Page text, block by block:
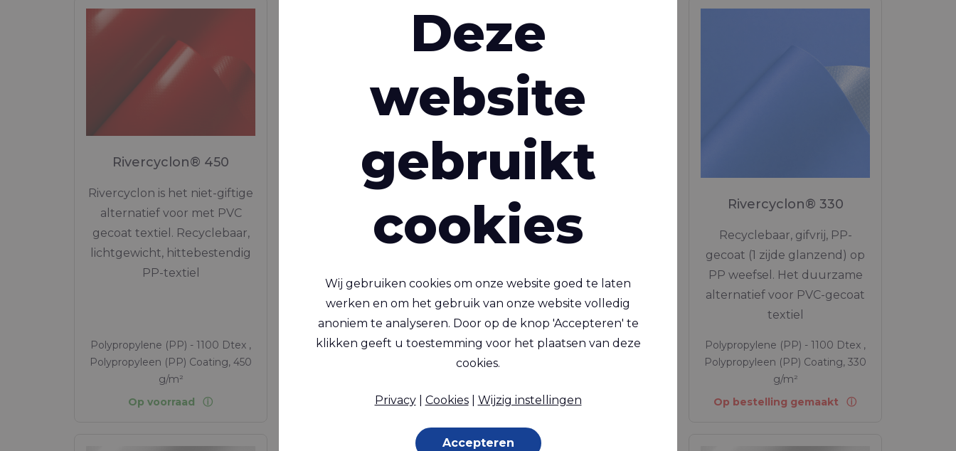
Rivercyclon® 450
Rivercyclon is het niet-giftige
alternatief voor met PVC
gecoat textiel. Recyclebaar,
lichtgewicht, hittebestendig
PP-textiel
Polypropylene (PP) - 1100 Dtex ,
Polypropyleen (PP) Coating, 450
g/m²
Op voorraad
Rivercyclon® 605 SD
Lasbaar (Hot Air/Hot wedge),
UV-bestendig, 100%
recyclebaar weefsel
Polypropylene (PP) - 660 Dtex ,
Polypropyleen (PP) Coating, 280
Op voorraad
Rivercyclon® 220
alternatief voor met PVC
gecoat textiel. Tot 40%
Polypropylene (PP) - 550 Dtex ,
Op voorraad
Rivercyclon® 330
Recyclebaar, gifvrij, PP-
gecoat (1 zijde glanzend) op
PP weefsel. Het duurzame
alternatief voor PVC-gecoat
textiel
Polypropylene (PP) - 1100 Dtex ,
Polypropyleen (PP) Coating, 330
g/m²
Op bestelling gemaakt
Deze
website
gebruikt
cookies
Wij gebruiken cookies om onze website goed te laten
werken en om het gebruik van onze website volledig
anoniem te analyseren. Door op de knop 'Accepteren' te
klikken geeft u toestemming voor het plaatsen van deze
cookies.
Privacy| Cookies| Wijzig instellingen
Accepteren